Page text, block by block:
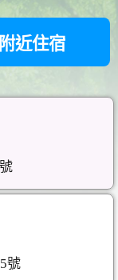
近住宿
號